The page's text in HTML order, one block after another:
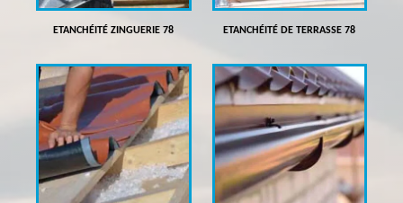
ETANCHÉITÉ ZINGUERIE 78 ETANCHÉITÉ DE TERRASSE 78